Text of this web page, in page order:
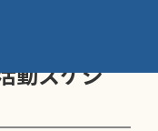
動スケジ